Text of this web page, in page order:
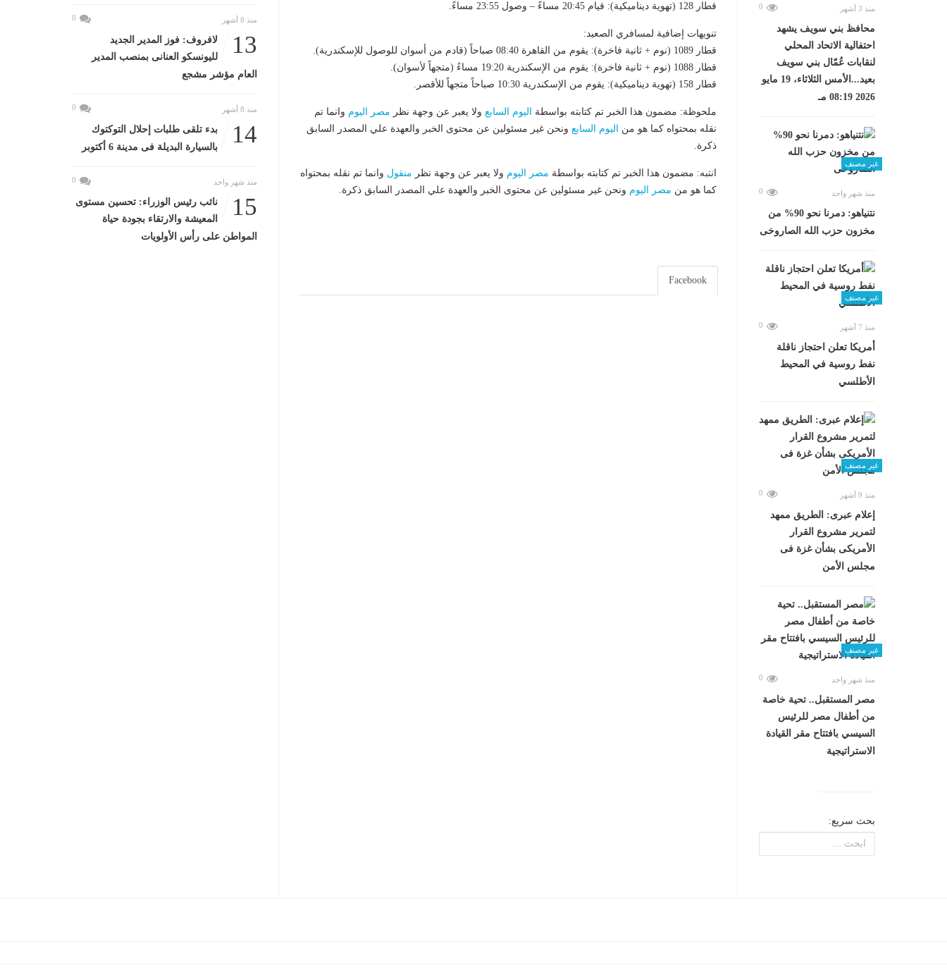
منذ 3 أشهر 0
محافظ بني سويف يشهد
احتفالية الاتحاد المحلي
لنقابات عُمّال بني سويف
بعيد...الأمس الثلاثاء، 19 مايو
2026 08:19 مـ
غير مصنف
منذ شهر واحد 0
نتنياهو: دمرنا نحو 90% من
مخزون حزب الله الصاروخى
غير مصنف
منذ 7 أشهر 0
أمريكا تعلن احتجاز ناقلة
نفط روسية في المحيط
الأطلسي
غير مصنف
منذ 9 أشهر 0
إعلام عبرى: الطريق ممهد
لتمرير مشروع القرار
الأمريكى بشأن غزة فى
مجلس الأمن
غير مصنف
منذ شهر واحد 0
مصر المستقبل.. تحية خاصة
من أطفال مصر للرئيس
السيسي بافتتاح مقر القيادة
الاستراتيجية
بحث سريع:
قطار 128 (تهوية ديناميكية): قيام 20:45 مساءً – وصول 23:55 مساءً.
تنويهات إضافية لمسافري الصعيد:
قطار 1089 (نوم + ثانية فاخرة): يقوم من القاهرة 08:40 صباحاً (قادم من أسوان للوصول للإسكندرية).
قطار 1088 (نوم + ثانية فاخرة): يقوم من الإسكندرية 19:20 مساءً (متجهاً لأسوان).
قطار 158 (تهوية ديناميكية): يقوم من الإسكندرية 10:30 صباحاً متجهاً للأقصر.
ملحوظة: مضمون هذا الخبر تم كتابته بواسطة اليوم السابع ولا يعبر عن وجهة نظر مصر اليوم وانما تم
نقله بمحتواه كما هو من
اليوم السابع ونحن غير مسئولين عن محتوى الخبر والعهدة علي المصدر السابق
ذكرة.
انتبه: مضمون هذا الخبر تم كتابته بواسطة مصر اليوم ولا يعبر عن وجهة نظر منقول وانما تم نقله بمحتواه
كما هو من مصر اليوم ونحن غير مسئولين عن محتوى الخبر والعهدة علي المصدر السابق ذكرة.
Facebook
منذ 8 أشهر 0
13
لافروف: فوز المدير الجديد
لليونسكو العنانى بمنصب المدير
العام مؤشر مشجع
منذ 8 أشهر 0
14
بدء تلقى طلبات إحلال التوكتوك
بالسيارة البديلة فى مدينة 6 أكتوبر
منذ شهر واحد 0
15
نائب رئيس الوزراء: تحسين مستوى
المعيشة والارتقاء بجودة حياة
المواطن على رأس الأولويات